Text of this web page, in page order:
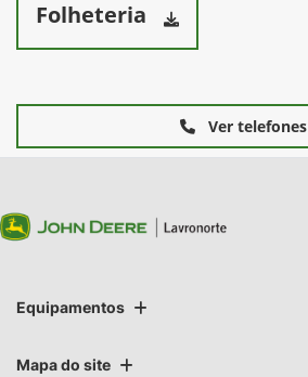
Folheteria
Ver telefones
Equipamentos
Mapa do site